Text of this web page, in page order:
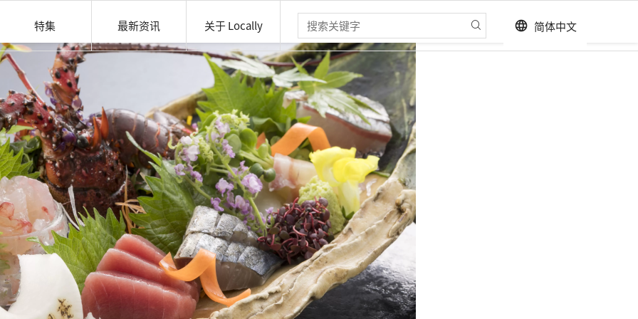
特集 最新资讯 关于 Locally language 简体中文